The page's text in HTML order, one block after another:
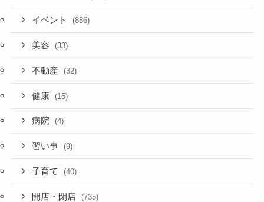
イベント (886)
美容 (33)
不動産 (32)
健康 (15)
病院 (4)
習い事 (9)
子育て (40)
開店・閉店 (735)